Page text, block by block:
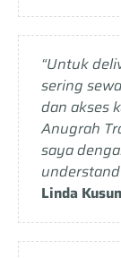
“Untuk
sering
dan akses
Anugrah
saya
Linda